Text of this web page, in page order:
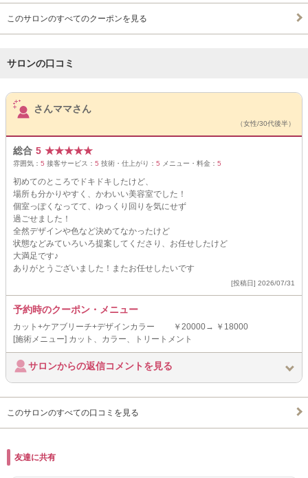
このサロンのすべてのクーポンを見る
サロンの口コミ
サロンPick Up
さんママさん
（女性/30代後半）
総合 5 ★★★★★
雰囲気： 5 接客サービス： 5 技術・仕上がり： 5 メニュー・料金： 5
初めてのところでドキドキしたけど、
場所も分かりやすく、かわいい美容室でした！
個室っぽくなってて、ゆっくり回りを気にせず
過ごせました！
全然デザインや色など決めてなかったけど
状態などみていろいろ提案してくださり、お任せしたけど
大満足です♪
ありがとうございました！またお任せしたいです
[投稿日] 2026/07/31
予約時のクーポン・メニュー
カット+ケアブリーチ+デザインカラー ￥20000→ ￥18000
[施術メニュー] カット、カラー、トリートメント
サロンからの返信コメントを見る
このサロンのすべての口コミを見る
友達に共有